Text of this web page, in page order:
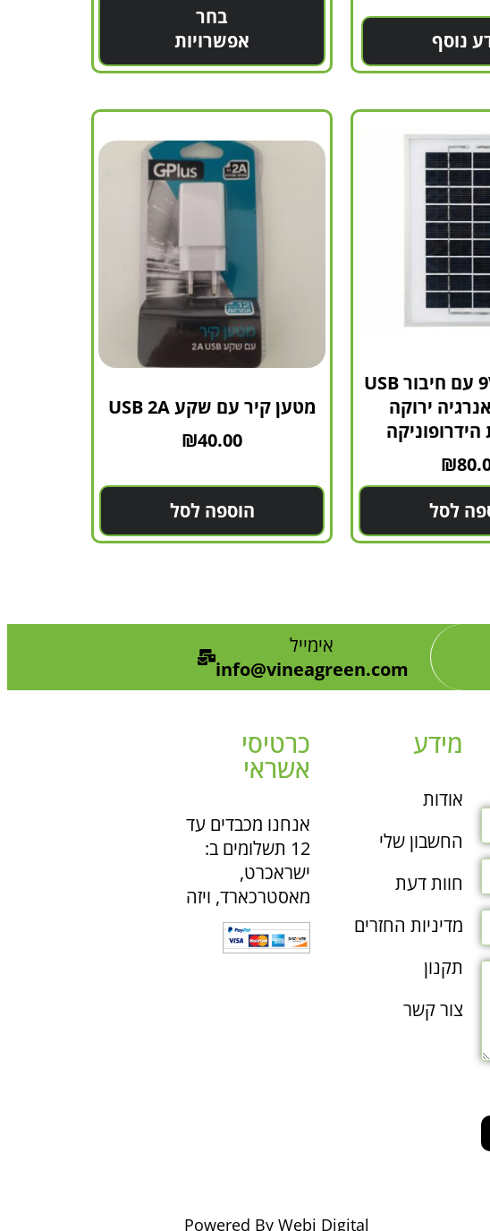
נוסף
בחר
אפשרויות
פנל סולרי 9V עם חיבור USB
ירוקה
₪
לסל
מטען קיר עם שקע USB 2A
₪40.00
הוספה לסל
אימייל
info@vineagreen.com
מידע
אודות
החשבון שלי
חוות דעת
מדיניות החזרים
תקנון
צור קשר
כרטיסי
אשראי
אנחנו מכבדים עד
12 תשלומים ב:
ישראכרט,
מאסטרכארד, ויזה
Powered By Webi Digital